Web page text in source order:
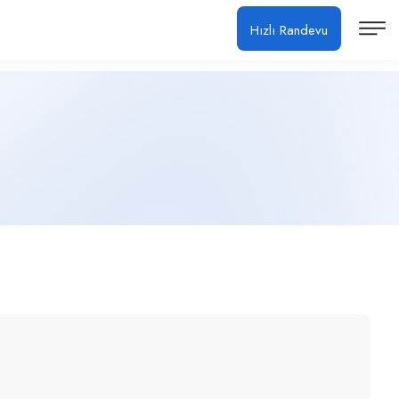
Hızlı Randevu